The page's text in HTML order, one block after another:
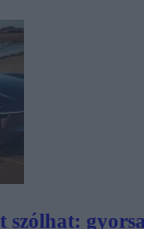
szólhat: